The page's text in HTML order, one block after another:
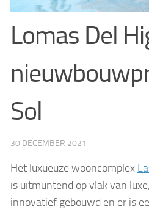
Lomas Del
Sol
30 DECEMBER 2021
Het luxueuze wooncomplex
is uitmuntend op vlak van
innovatief gebouwd en er is